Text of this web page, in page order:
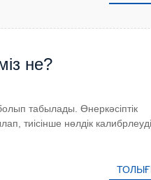
не?
табылады. Өнеркәсіптік
нөлдік калибрлеуді